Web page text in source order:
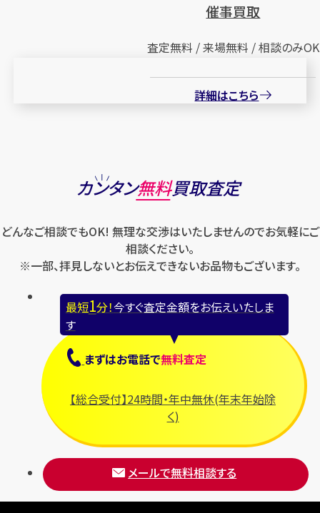
催事買取
査定無料 / 来場無料 / 相談のみOK
詳細はこちら
カンタン無料買取査定
どんなご相談でもOK! 無理な交渉はいたしませんのでお気軽にご
相談ください。
※一部、拝見しないとお伝えできないお品物もございます。
最短1分！今すぐ査定金額をお伝えいたしま
す
まずはお電話で無料査定
【総合受付】24時間・年中無休(年末年始除
く)
メールで無料相談する